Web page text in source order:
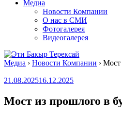
Медиа
Новости Компании
О нас в СМИ
Фотогалерея
Видеогалерея
Медиа › Новости Компании › Мост
21.08.202516.12.2025
Мост из прошлого в